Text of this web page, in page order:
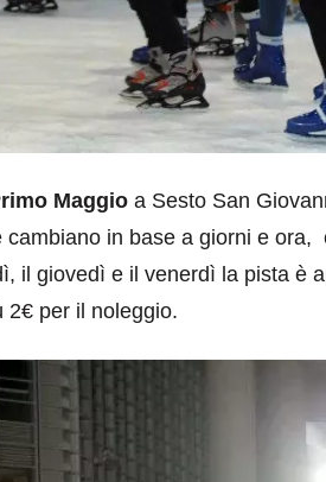
Maggio a Sesto San
cambiano in base a giorni e
il giovedì e il venerdì la pista è
2€ per il noleggio.